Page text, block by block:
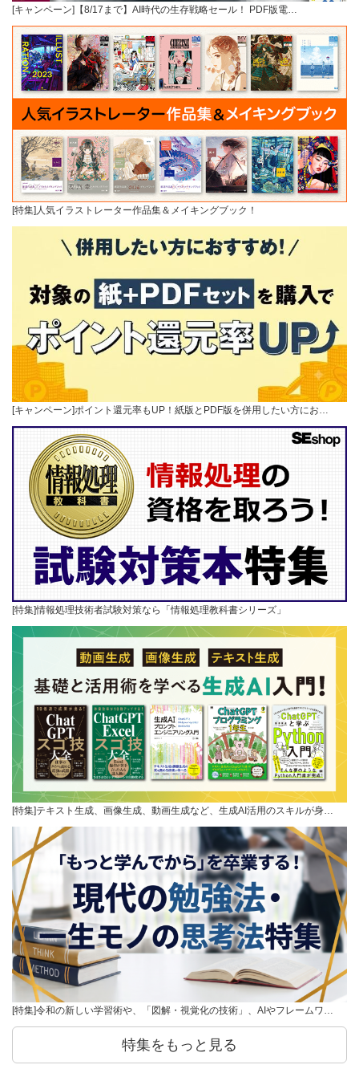
[キャンペーン]【8/17まで】AI時代の生存戦略セール！ PDF版電…
[特集]人気イラストレーター作品集＆メイキングブック！
[キャンペーン]ポイント還元率もUP！紙版とPDF版を併用したい方にお…
[特集]情報処理技術者試験対策なら「情報処理教科書シリーズ」
[特集]テキスト生成、画像生成、動画生成など、生成AI活用のスキルが身…
[特集]令和の新しい学習術や、「図解・視覚化の技術」、AIやフレームワ…
特集をもっと見る